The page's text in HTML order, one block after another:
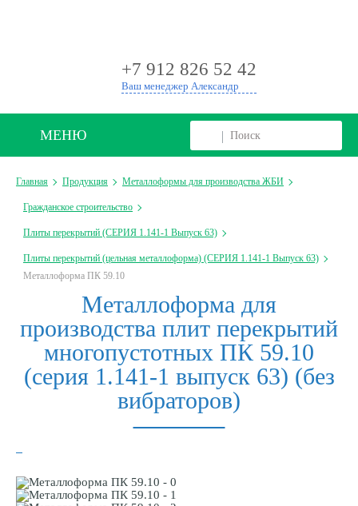
+7 912 826 52 42
Ваш менеджер Александр
МЕНЮ
Главная Продукция Металлоформы для производства ЖБИ
Гражданское строительство
Плиты перекрытий (СЕРИЯ 1.141-1 Выпуск 63)
Плиты перекрытий (цельная металлоформа) (СЕРИЯ 1.141-1 Выпуск 63)
Металлоформа ПК 59.10
Металлоформа для
производства плит перекрытий
многопустотных ПК 59.10
(серия 1.141-1 выпуск 63) (без
вибраторов)